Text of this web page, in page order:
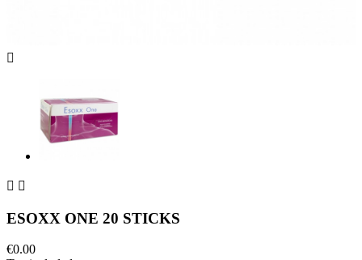

 
ESOXX ONE 20 STICKS
€0.00